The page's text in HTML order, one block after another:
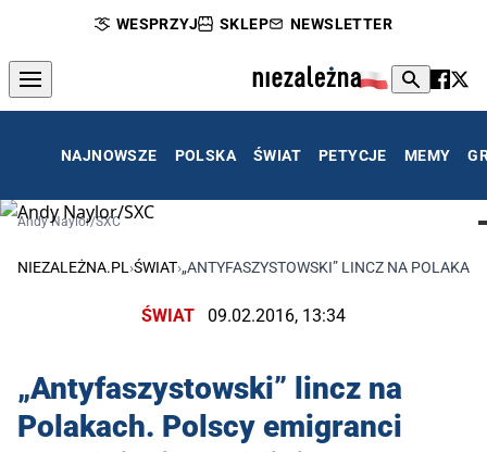
WESPRZYJ SKLEP NEWSLETTER
NAJNOWSZE POLSKA ŚWIAT PETYCJE MEMY
Andy Naylor/SXC
NIEZALEŻNA.PL ›ŚWIAT›„ANTYFASZYSTOWSKI” LINCZ NA
ŚWIAT 09.02.2016, 13:34
„Antyfaszystowski” lincz na
Polakach. Polscy emigranci